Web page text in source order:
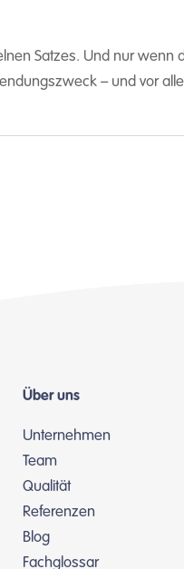
Satzes. Und nur wenn
– und vor
Über uns
Unternehmen
Team
Qualität
Referenzen
Blog
Fachglossar